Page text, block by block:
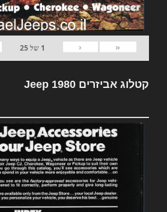
«
‹
1 של25
קטלוג אביזרים Jeep 1980